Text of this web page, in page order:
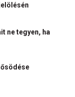
ne tegyen, ha